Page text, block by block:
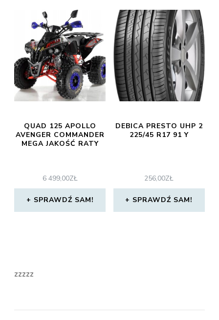
QUAD 125 APOLLO
AVENGER COMMANDER
MEGA JAKOŚĆ RATY
6 499,00ZŁ
SPRAWDŹ SAM!
DEBICA PRESTO UHP 2
225/45 R17 91 Y
256,00ZŁ
SPRAWDŹ SAM!
zzzzz